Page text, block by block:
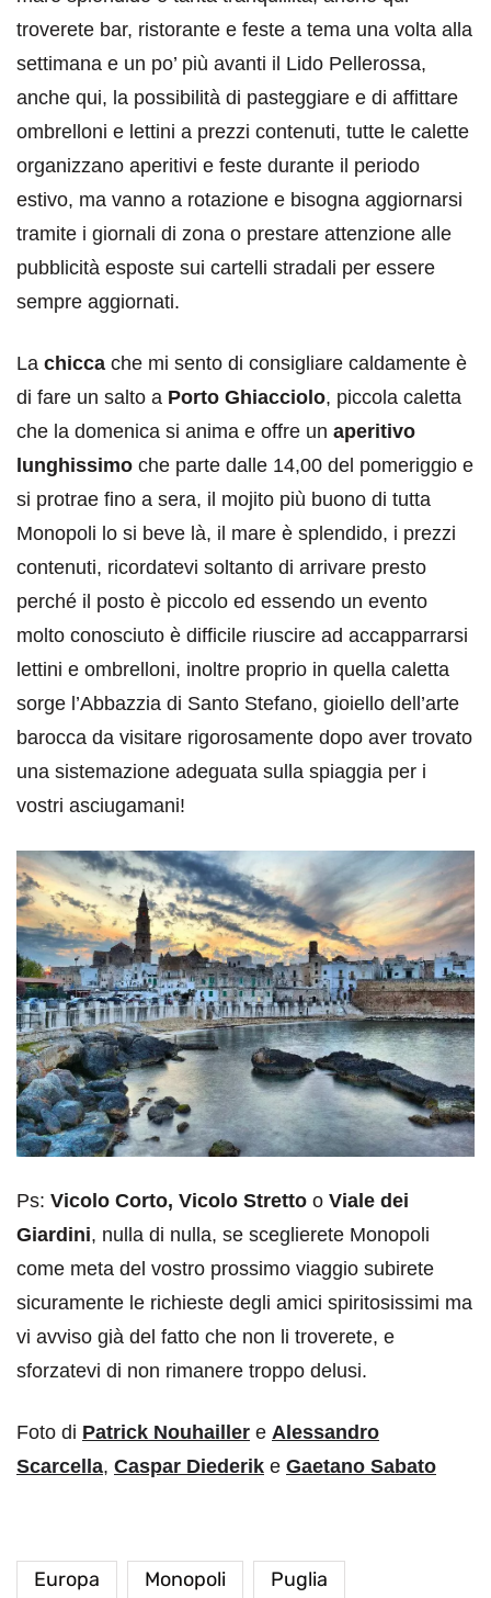
troverete bar, ristorante e feste a tema una volta alla
settimana e un po’ più avanti il Lido Pellerossa,
anche qui, la possibilità di pasteggiare e di affittare
ombrelloni e lettini a prezzi contenuti, tutte le calette
organizzano aperitivi e feste durante il periodo
estivo, ma vanno a rotazione e bisogna aggiornarsi
tramite i giornali di zona o prestare attenzione alle
pubblicità esposte sui cartelli stradali per essere
sempre aggiornati.
La chicca che mi sento di consigliare caldamente è
di fare un salto a Porto Ghiacciolo, piccola caletta
che la domenica si anima e offre un aperitivo
lunghissimo che parte dalle 14,00 del pomeriggio e
si protrae fino a sera, il mojito più buono di tutta
Monopoli lo si beve là, il mare è splendido, i prezzi
contenuti, ricordatevi soltanto di arrivare presto
perché il posto è piccolo ed essendo un evento
molto conosciuto è difficile riuscire ad accapparrarsi
lettini e ombrelloni, inoltre proprio in quella caletta
sorge l’Abbazzia di Santo Stefano, gioiello dell’arte
barocca da visitare rigorosamente dopo aver trovato
una sistemazione adeguata sulla spiaggia per i
vostri asciugamani!
Ps: Vicolo Corto, Vicolo Stretto o Viale dei
Giardini, nulla di nulla, se sceglierete Monopoli
come meta del vostro prossimo viaggio subirete
sicuramente le richieste degli amici spiritosissimi ma
vi avviso già del fatto che non li troverete, e
sforzatevi di non rimanere troppo delusi.
Foto di Patrick Nouhailler e Alessandro
Scarcella, Caspar Diederik e Gaetano Sabato
Europa Monopoli
Puglia